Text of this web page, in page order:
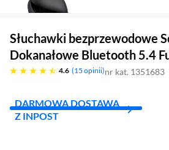
Słuchawki bezprzewodowe
Dokanałowe Bluetooth 5.4
4.6
4.6 gwiazdek 15 opinii nr kat. 1351683
DARMOWA DOSTAWA
Z INPOST